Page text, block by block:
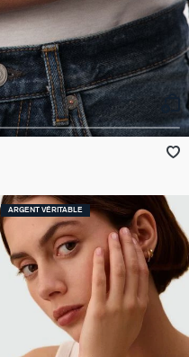
ARGENT VÉRITABLE